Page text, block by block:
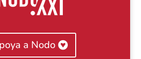
a Nodo